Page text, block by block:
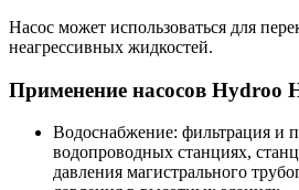
Насос может использоваться для
неагрессивных жидкостей.
Применение насосов Hydroo
Водоснабжение: фильтрация и
водопроводных станциях,
давления магистрального